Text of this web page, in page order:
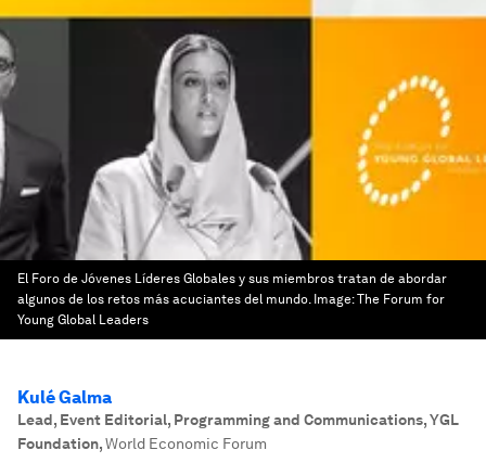
El Foro de Jóvenes Líderes Globales y sus miembros tratan de abordar
algunos de los retos más acuciantes del mundo. Image:The Forum for
Young Global Leaders
Kulé Galma
Lead, Event Editorial, Programming and Communications, YGL
Foundation,World Economic Forum